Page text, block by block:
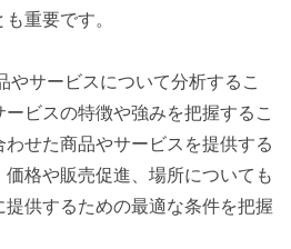
重要です。
やサービスについて分析するこ
ビスの特徴や強みを把握するこ
せた商品やサービスを提供する
格や販売促進、場所についても
供するための最適な条件を把握